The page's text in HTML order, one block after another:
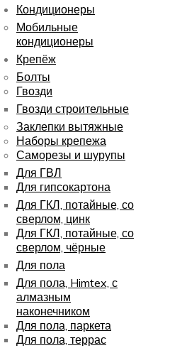
Кондиционеры
Мобильные
кондиционеры
Крепёж
Болты
Гвозди
Гвозди строительные
Заклепки вытяжные
Наборы крепежа
Саморезы и шурупы
Для ГВЛ
Для гипсокартона
Для ГКЛ, потайные, со
сверлом, цинк
Для ГКЛ, потайные, со
сверлом, чёрные
Для пола
Для пола, Himtex, с
алмазным
наконечником
Для пола, паркета
Для пола, террас